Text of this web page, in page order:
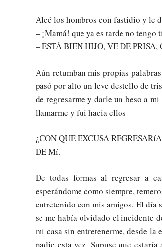
Alcé los hombros con fastidio y le
– ¡Mamá! que ya es tarde no tengo
– ESTÁ BIEN HIJO, VE DE PRISA,
Aún retumban mis propias
pasó por alto un leve destello de
de regresarme y darle un beso a
llamarme y fui hacia ellos
¿CON QUE EXCUSA
DE Mí.
De todas formas al regresar a
esperándome como siempre,
entretenido con mis amigos. El día
se me había olvidado el incidente
mi casa sin entretenerme, desde
nadie esta vez. Supuse que